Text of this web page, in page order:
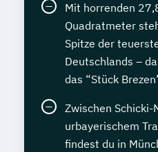
Mit horrenden
Quadratmeter
Spitze der
Deutschlands –
das “Stück
Zwischen Schicki-
urbayerischem
findest du in